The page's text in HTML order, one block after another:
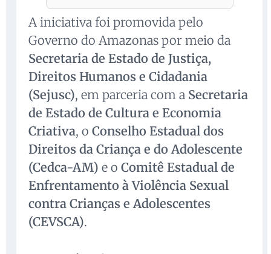
A iniciativa foi promovida pelo
Governo do Amazonas por meio da
Secretaria de Estado de Justiça,
Direitos Humanos e Cidadania
(Sejusc), em parceria com a Secretaria
de Estado de Cultura e Economia
Criativa, o Conselho Estadual dos
Direitos da Criança e do Adolescente
(Cedca-AM) e o Comitê Estadual de
Enfrentamento à Violência Sexual
contra Crianças e Adolescentes
(CEVSCA).